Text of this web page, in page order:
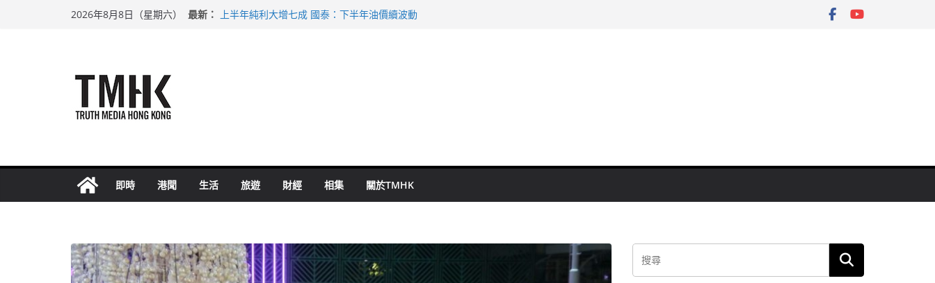
2026年8月8日（星期六） 最新：
上半年純利大增七成 國泰：下半年油價續波動
即時 港聞 生活 旅遊 財經 相集 關於TMHK